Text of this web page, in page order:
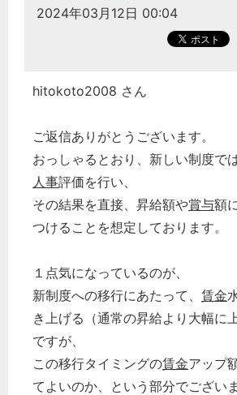
2024年03月12日 00:04
hitokoto2008 さん
ご返信ありがとうございます。
おっしゃるとおり、新しい制度で
人事評価を行い、
その結果を直接、昇給額や賞与額
つけることを想定しております。
１点気になっているのが、
新制度への移行にあたって、 賃金
き上げる（通常の昇給より大幅に
ですが、
この移行タイミングの賃金アップ
てよいのか、という部分でございま